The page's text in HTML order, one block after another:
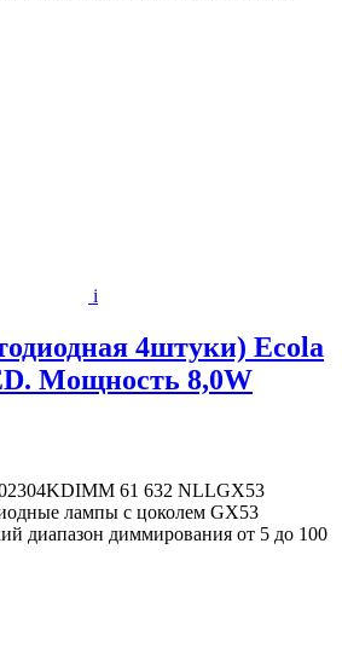
i
4штуки) Ecola
Мощность 8,0W
61 632 NLLGX53
лампы с цоколем GX53
диапазон диммирования от 5 до 100